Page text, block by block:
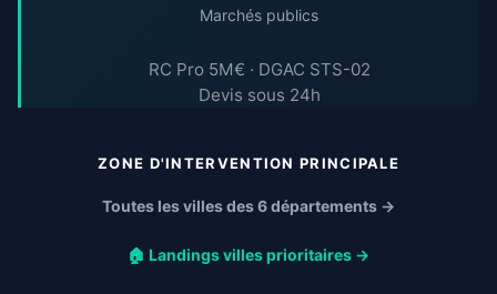
Marchés publics
RC Pro 5M€ · DGAC STS-02
Devis sous 24h
ZONE D'INTERVENTION PRINCIPALE
Toutes les villes des 6 départements →
🏠 Landings villes prioritaires →